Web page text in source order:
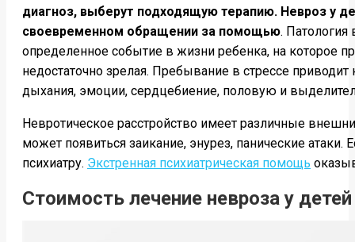
диагноз, выберут подходящую терапию. Невроз у
своевременном обращении за помощью. Патология
определенное событие в жизни ребенка, на которое
недостаточно зрелая. Пребывание в стрессе
дыхания, эмоции, сердцебиение, половую и
Невротическое расстройство имеет различные
может появиться заикание, энурез, панические
психиатру. Экстренная психиатрическая помощь
Стоимость лечение невроза у